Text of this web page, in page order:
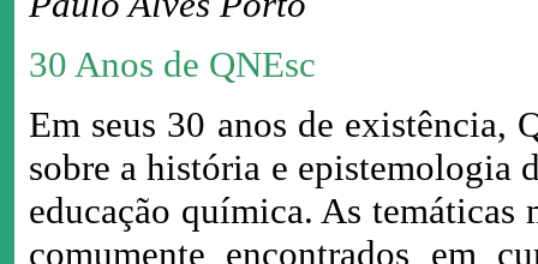
30 Anos de QNEsc
Em seus 30 anos de existência,
sobre a história e epistemologia
educação química. As temáticas
comumente encontrados em